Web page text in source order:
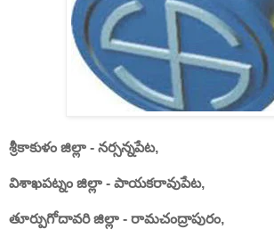
శ్రీకాకుళం జిల్లా - నర్సన్నపేట,
విశాఖపట్నం జిల్లా - పాయకరావుపేట,
తూర్పుగోదావరి జిల్లా - రామచంద్రాపురం,